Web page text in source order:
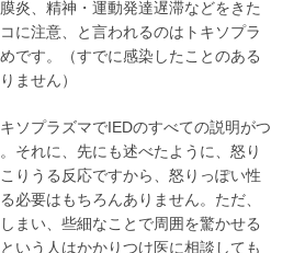
炎、精神・運動発達遅滞などをきた
に注意、と言われるのはトキソプラ
です。（すでに感染したことのある
ません）
ソプラズマでIEDのすべての説明がつ
それに、先にも述べたように、怒り
りうる反応ですから、怒りっぽい性
必要はもちろんありません。ただ、
まい、些細なことで周囲を驚かせる
いう人はかかりつけ医に相談しても